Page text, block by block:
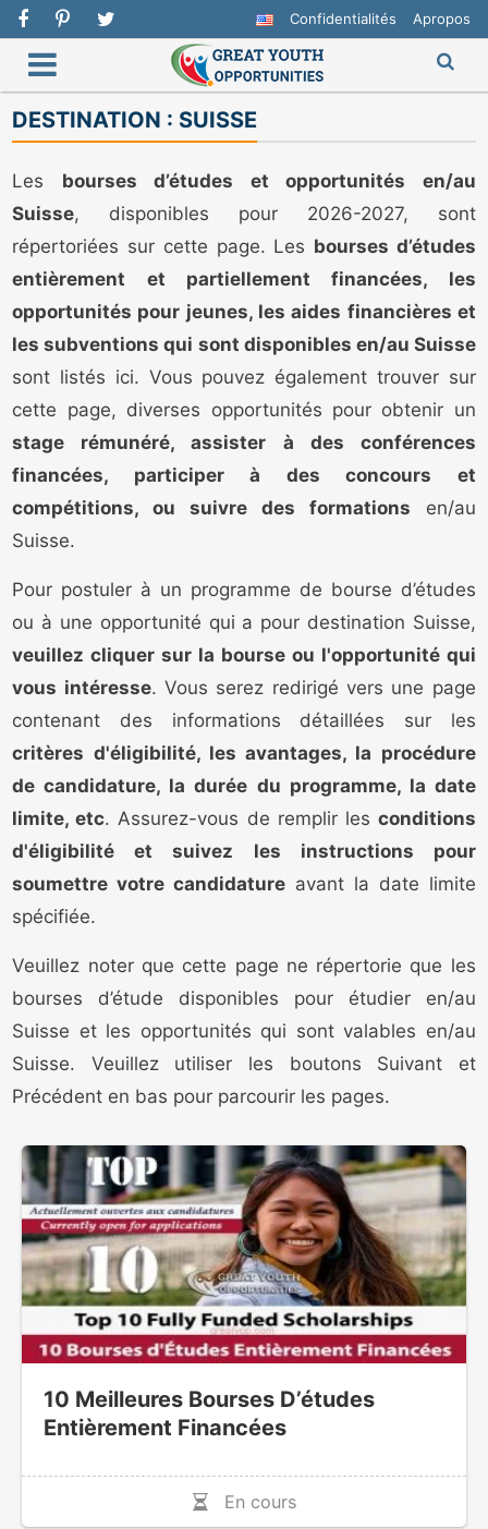
Confidentialités Apropos
DESTINATION : SUISSE
Les bourses d’études et opportunités en/au
Suisse, disponibles pour 2026-2027, sont
répertoriées sur cette page. Les bourses d’études
entièrement et partiellement financées, les
opportunités pour jeunes, les aides financières et
les subventions qui sont disponibles en/au Suisse
sont listés ici. Vous pouvez également trouver sur
cette page, diverses opportunités pour obtenir un
stage rémunéré, assister à des conférences
financées, participer à des concours et
compétitions, ou suivre des formations en/au
Suisse.
Pour postuler à un programme de bourse d’études
ou à une opportunité qui a pour destination Suisse,
veuillez cliquer sur la bourse ou l'opportunité qui
vous intéresse. Vous serez redirigé vers une page
contenant des informations détaillées sur les
critères d'éligibilité, les avantages, la procédure
de candidature, la durée du programme, la date
limite, etc. Assurez-vous de remplir les conditions
d'éligibilité et suivez les instructions pour
soumettre votre candidature avant la date limite
spécifiée.
Veuillez noter que cette page ne répertorie que les
bourses d’étude disponibles pour étudier en/au
Suisse et les opportunités qui sont valables en/au
Suisse. Veuillez utiliser les boutons Suivant et
Précédent en bas pour parcourir les pages.
10 Meilleures Bourses D’études
Entièrement Financées
En cours